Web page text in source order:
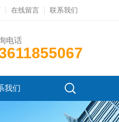
在线留言 联系我们
电话
我们